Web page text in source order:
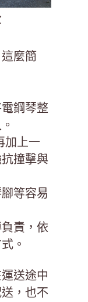
麼簡
鋼琴整
加上一
撞擊與
等容易
責，依
。
送途中
，也不